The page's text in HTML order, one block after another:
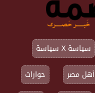
سياسة X سياسة
أهل مصر حوارات